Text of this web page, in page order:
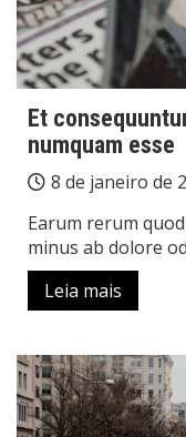
Et
numquam esse
8 de janeiro de
Earum rerum
minus ab dolore
Leia mais